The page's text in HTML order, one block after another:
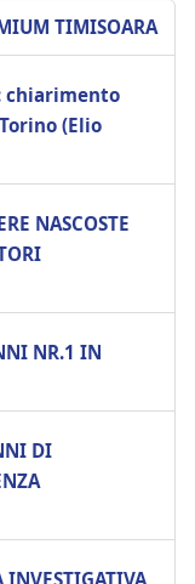
TIMISOARA
chiarimento
(Elio
NASCOSTE
NR.1 IN
DI